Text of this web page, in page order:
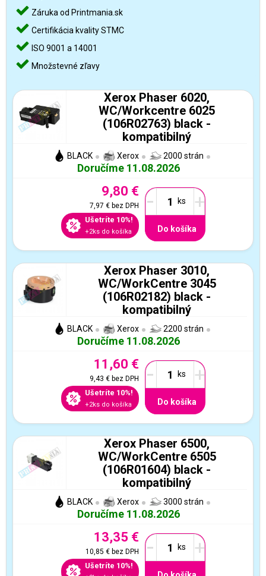
Záruka od Printmania.sk
Certifikácia kvality STMC
ISO 9001 a 14001
Množstevné zľavy
Xerox Phaser 6020,
WC/Workcentre 6025
(106R02763) black -
kompatibilný
BLACK Xerox 2000 strán
Doručíme 11.08.2026
9,80 €
7,97 €bez DPH
Ušetríte 10%!
+2ks do košíka
- +
Do košíka
Xerox Phaser 3010,
WC/WorkCentre 3045
(106R02182) black -
kompatibilný
BLACK Xerox 2200 strán
Doručíme 11.08.2026
11,60 €
9,43 €bez DPH
Ušetríte 10%!
+2ks do košíka
- +
Do košíka
Xerox Phaser 6500,
WC/WorkCentre 6505
(106R01604) black -
kompatibilný
BLACK Xerox 3000 strán
Doručíme 11.08.2026
13,35 €
10,85 €bez DPH
Ušetríte 10%!
- +